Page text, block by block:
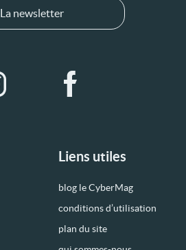
Liens utiles
blog le CyberMag
conditions d’utilisation
plan du site
La newsletter